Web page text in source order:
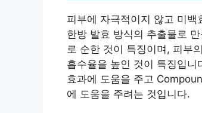
피부에 자극적이지 않고 미
한방 발효 방식의 추출물로
로 순한 것이 특징이며, 피부
흡수율을 높인 것이 특징입
효과에 도움을 주고
에 도움을 주려는 것입니다.